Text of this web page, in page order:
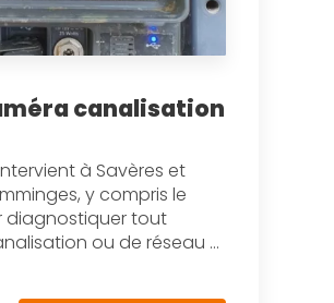
canalisation
à Savères et
y compris le
diagnostiquer tout
ou de réseau ...